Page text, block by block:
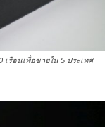
เรือนเพื่อขายใน 5 ประเทศ